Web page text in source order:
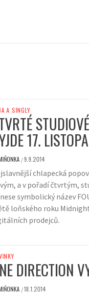
A SINGLY
17.
/9.9.2014
chlapecká
a v pořadí čtvrtým,
symbolický název
loňského roku
prodejců.
DIRECTION
/18.1.2014